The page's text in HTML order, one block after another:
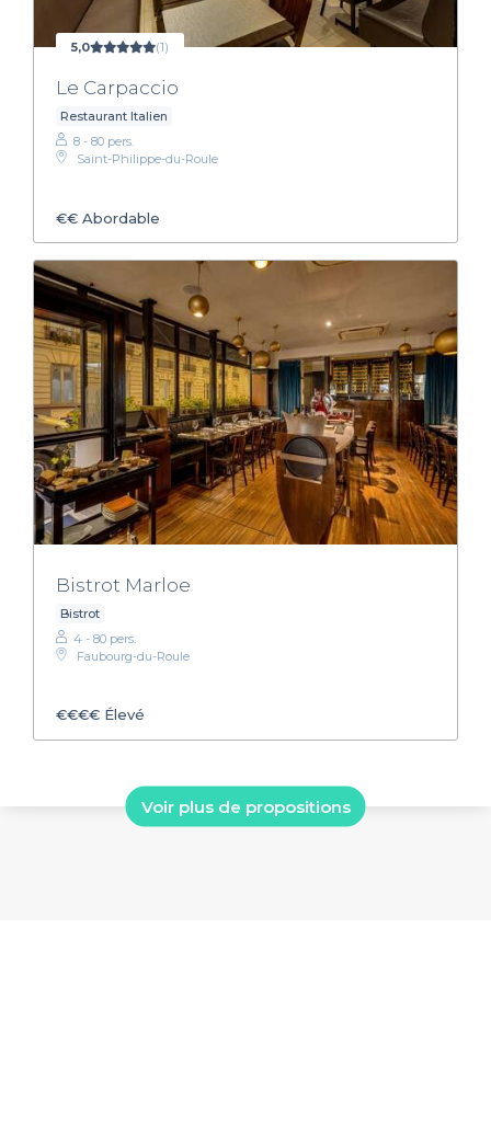
5,0 (1)
Le Carpaccio
Restaurant Italien
8 - 80 pers.
Saint-Philippe-du-Roule
€€ Abordable
Bistrot Marloe
Bistrot
4 - 80 pers.
Faubourg-du-Roule
€€€€ Élevé
Voir plus de propositions